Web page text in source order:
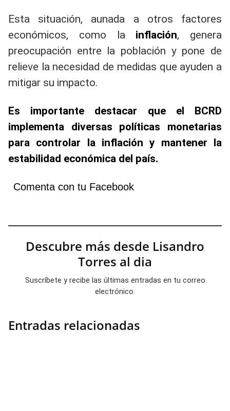
Esta situación, aunada a otros factores
económicos, como la inflación, genera
preocupación entre la población y pone de
relieve la necesidad de medidas que ayuden a
mitigar su impacto.
Es importante destacar que el BCRD
implementa diversas políticas monetarias
para controlar la inflación y mantener la
estabilidad económica del país.
Comenta con tu Facebook
Descubre más desde Lisandro
Torres al dia
Suscríbete y recibe las últimas entradas en tu correo
electrónico.
Entradas relacionadas